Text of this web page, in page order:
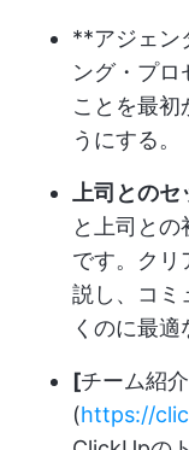
**アジェン
ング・プロ
ことを最初
うにする。
上司との
と上司と
です。クリ
説し、コミ
くのに最適
[チーム紹
(https://